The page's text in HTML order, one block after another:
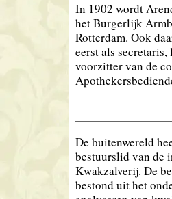
In 1902 wordt
het Burgerlijk
Rotterdam. Ook
eerst als
voorzitter van de
De buitenwereld
bestuurslid van de
Kwakzalverij. De
bestond uit het